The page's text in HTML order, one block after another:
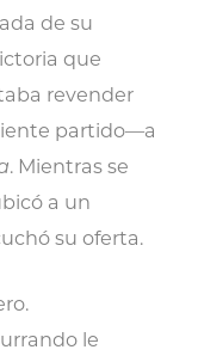
de su
que
revender
partido—a
. Mientras se
a un
su oferta.
le